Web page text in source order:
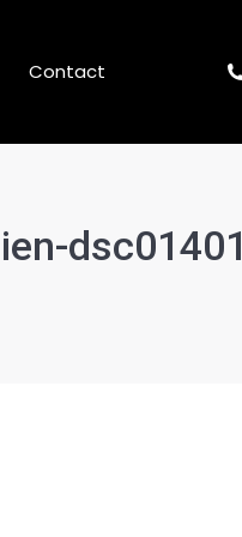
Contact
dsc01401